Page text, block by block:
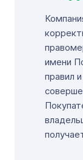
имени
правил